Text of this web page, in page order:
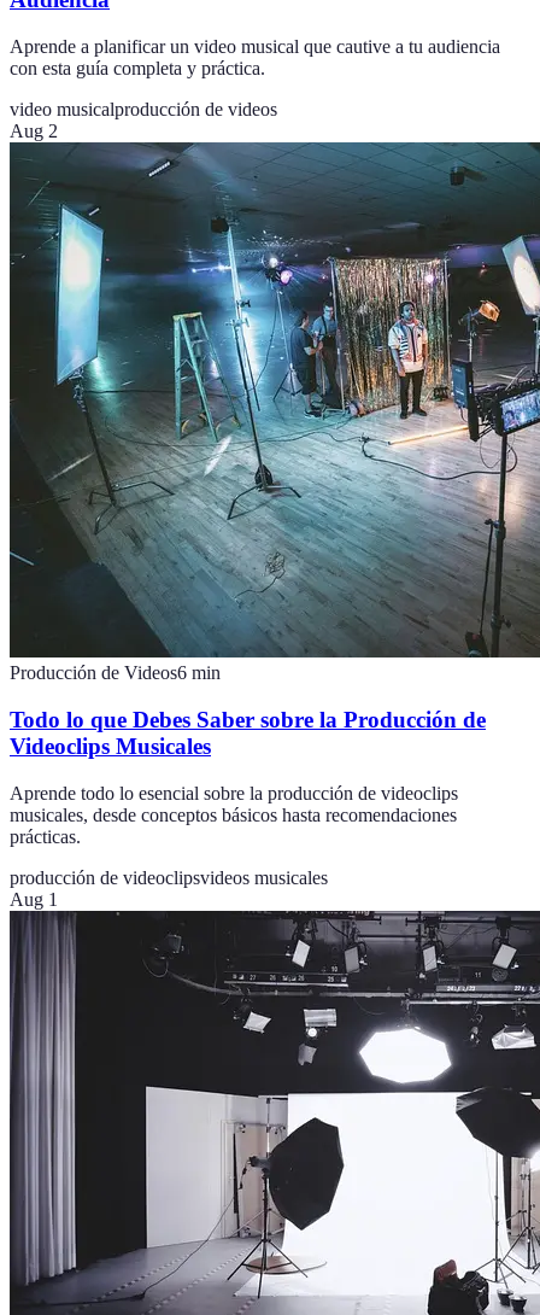
Aprende a planificar un video musical que cautive a tu audiencia
con esta guía completa y práctica.
video musicalproducción de videos
Aug 2
Producción de Videos6 min
Todo lo que Debes Saber sobre la Producción de
Videoclips Musicales
Aprende todo lo esencial sobre la producción de videoclips
musicales, desde conceptos básicos hasta recomendaciones
prácticas.
producción de videoclipsvideos musicales
Aug 1